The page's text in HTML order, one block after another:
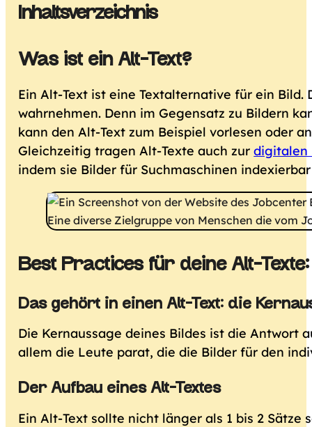
Inhaltsverzeichnis
Was ist ein Alt-Text?
Ein Alt-Text ist eine Textalternative für ein
wahrnehmen. Denn im Gegensatz zu Bildern
kann den Alt-Text zum Beispiel vorlesen oder
Gleichzeitig tragen Alt-Texte auch zurdigitalen
indem sie Bilder für Suchmaschinen
Best Practices für deine Alt-
Das gehört in einen Alt-Text: die
Die Kernaussage deines Bildes ist die Antwort
allem die Leute parat, die die Bilder für den
Der Aufbau eines Alt-Textes
Ein Alt-Text sollte nicht länger als 1 bis 2